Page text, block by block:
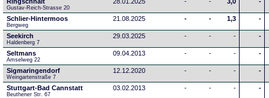
Gustav-Reich-Strasse 20
Schlier-Hintermoos
Bergweg
21.08.2025 - - 1,3 -
Seekirch
Haldenberg 7
29.03.2025 - - - -
Seltmans
Amselweg 22
09.04.2013 - - - -
Sigmaringendorf
Weingartenstraße 7
12.12.2020 - - - -
Stuttgart-Bad Cannstatt
Beuthener Str. 67
03.02.2013 - - - -